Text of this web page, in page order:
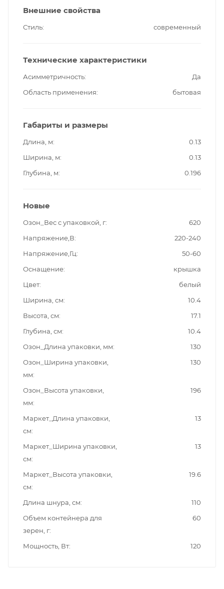
Внешние свойства
Стиль современный
Технические характеристики
Асимметричность
Да
Область применения
бытовая
Габариты и размеры
Длина, м
0.13
Ширина, м
0.13
Глубина, м
0.196
Новые
Озон_Вес с упаковкой, г
620
Напряжение,В
220-240
Напряжение,Гц
50-60
Оснащение
крышка
Цвет
белый
Ширина, см
10.4
Высота, см
17.1
Глубина, см
10.4
Озон_Длина упаковки, мм
130
Озон_Ширина упаковки,
мм
130
Озон_Высота упаковки,
мм
196
Маркет_Длина упаковки,
см
13
Маркет_Ширина упаковки,
см
13
Маркет_Высота упаковки,
см
19.6
Длина шнура, см
110
Объем контейнера для
зерен, г
60
Мощность, Вт 120